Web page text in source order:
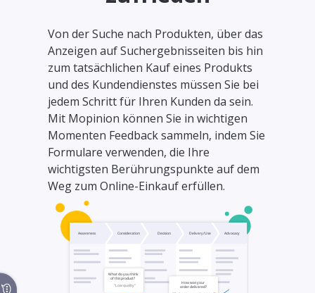
Von der Suche nach Produkten, über das
Anzeigen auf Suchergebnisseiten bis hin
zum tatsächlichen Kauf eines Produkts
und des Kundendienstes müssen Sie bei
jedem Schritt für Ihren Kunden da sein.
Mit Mopinion können Sie in wichtigen
Momenten Feedback sammeln, indem Sie
Formulare verwenden, die Ihre
wichtigsten Berührungspunkte auf dem
Weg zum Online-Einkauf erfüllen.